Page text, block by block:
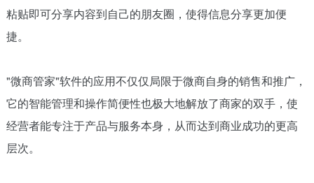
粘贴即可分享内容到自己的朋友圈，使得信息分享更加便
捷。
"微商管家"软件的应用不仅仅局限于微商自身的销售和推广，
它的智能管理和操作简便性也极大地解放了商家的双手，使
经营者能专注于产品与服务本身，从而达到商业成功的更高
层次。